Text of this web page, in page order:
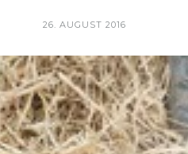
26. AUGUST 2016